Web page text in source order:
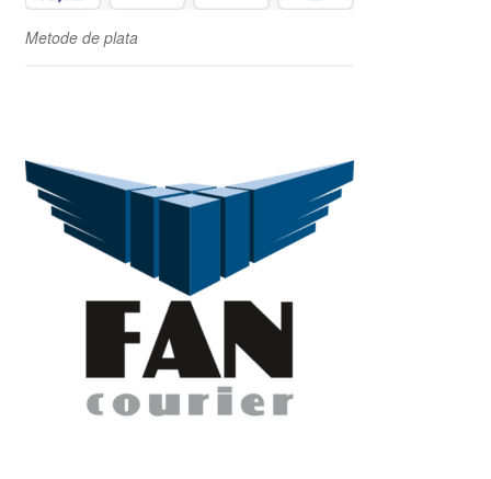
Metode de plata